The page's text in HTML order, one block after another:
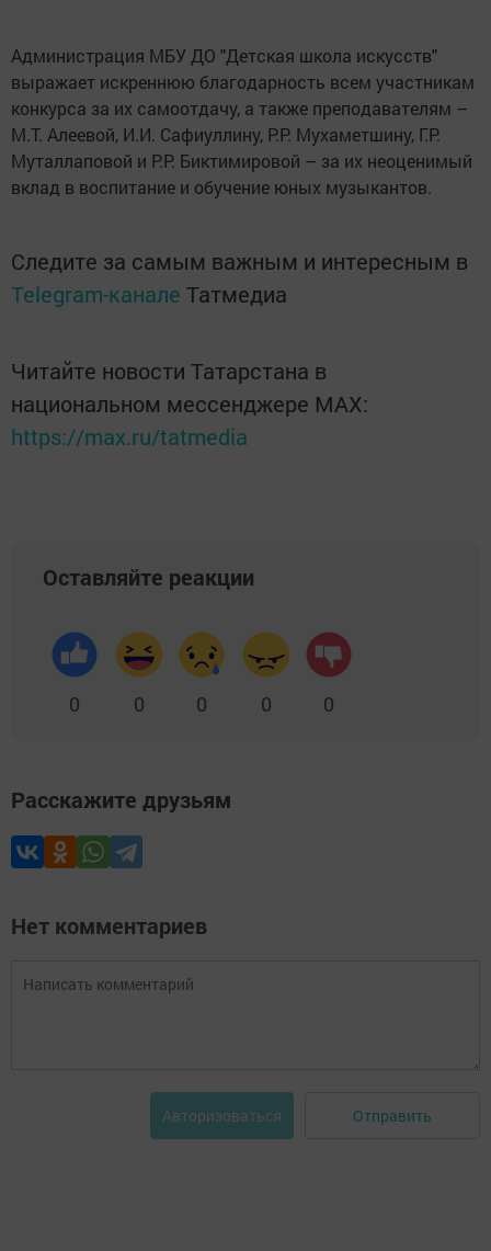
Администрация МБУ ДО "Детская школа искусств"
выражает искреннюю благодарность всем участникам
конкурса за их самоотдачу, а также преподавателям –
М.Т. Алеевой, И.И. Сафиуллину, Р.Р. Мухаметшину, Г.Р.
Муталлаповой и Р.Р. Биктимировой – за их неоценимый
вклад в воспитание и обучение юных музыкантов.
Следите за самым важным и интересным в
Telegram-канале Татмедиа
Читайте новости Татарстана в
национальном мессенджере MАХ:
https://max.ru/tatmedia
Оставляйте реакции
0 0 0 0 0
Расскажите друзьям
Нет комментариев
Авторизоваться Отправить